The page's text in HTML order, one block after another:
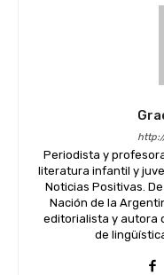
Periodista y
literatura infantil y
Noticias Positivas.
Nación de la
editorialista y autora
de